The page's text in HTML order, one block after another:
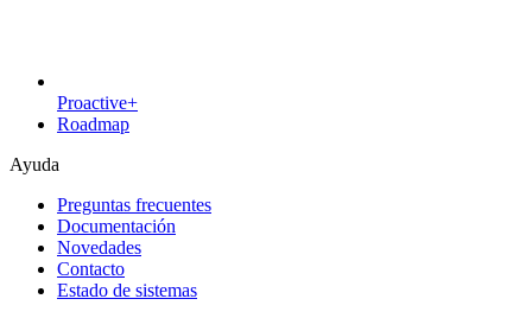
Proactive+
Roadmap
Ayuda
Preguntas frecuentes
Documentación
Novedades
Contacto
Estado de sistemas